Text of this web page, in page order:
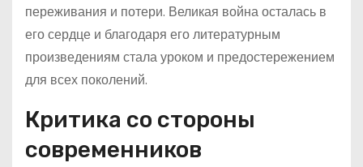
переживания и потери. Великая война осталась в
его сердце и благодаря его литературным
произведениям стала уроком и предостережением
для всех поколений.
Критика со стороны
современников